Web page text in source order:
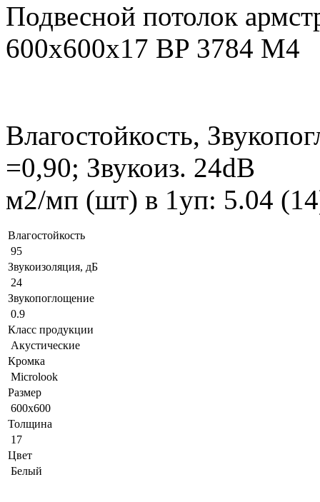
Подвесной потолок
600x600x17 BP 3784 M4
Влагостойкость,
=0,90; Звукоиз. 24dB
м2/мп (шт) в 1уп: 5.04
Влагостойкость
95
Звукоизоляция, дБ
24
Звукопоглощение
0.9
Класс продукции
Акустические
Кромка
Microlook
Размер
600x600
Толщина
17
Цвет
Белый